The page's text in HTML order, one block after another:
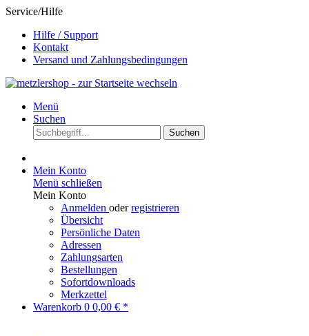
Service/Hilfe
Hilfe / Support
Kontakt
Versand und Zahlungsbedingungen
Menü
Suchen
Suchen
Mein Konto
Menü schließen
Mein Konto
Anmelden oderregistrieren
Übersicht
Persönliche Daten
Adressen
Zahlungsarten
Bestellungen
Sofortdownloads
Merkzettel
Warenkorb 0 0,00 € *